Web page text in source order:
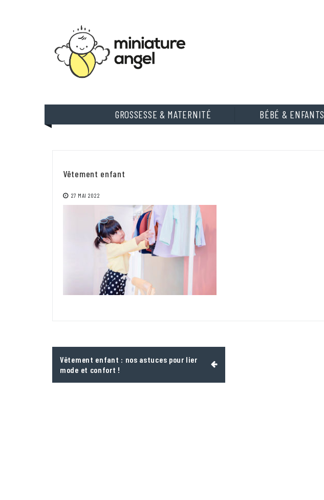
GROSSESSE & MATERNITÉ BÉBÉ & ENFANTS
Vêtement enfant
27 MAI 2022
Navigation
de
l’article
Vêtement enfant : nos astuces pour lier
mode et confort !